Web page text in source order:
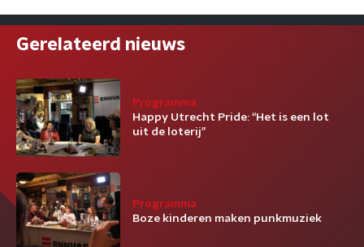
Gerelateerd nieuws
Programma
Happy Utrecht Pride: “Het is een lot
uit de loterij”
Programma
Boze kinderen maken punkmuziek